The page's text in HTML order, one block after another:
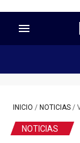
menu
INICIO / NOTICIAS/
NOTICIAS